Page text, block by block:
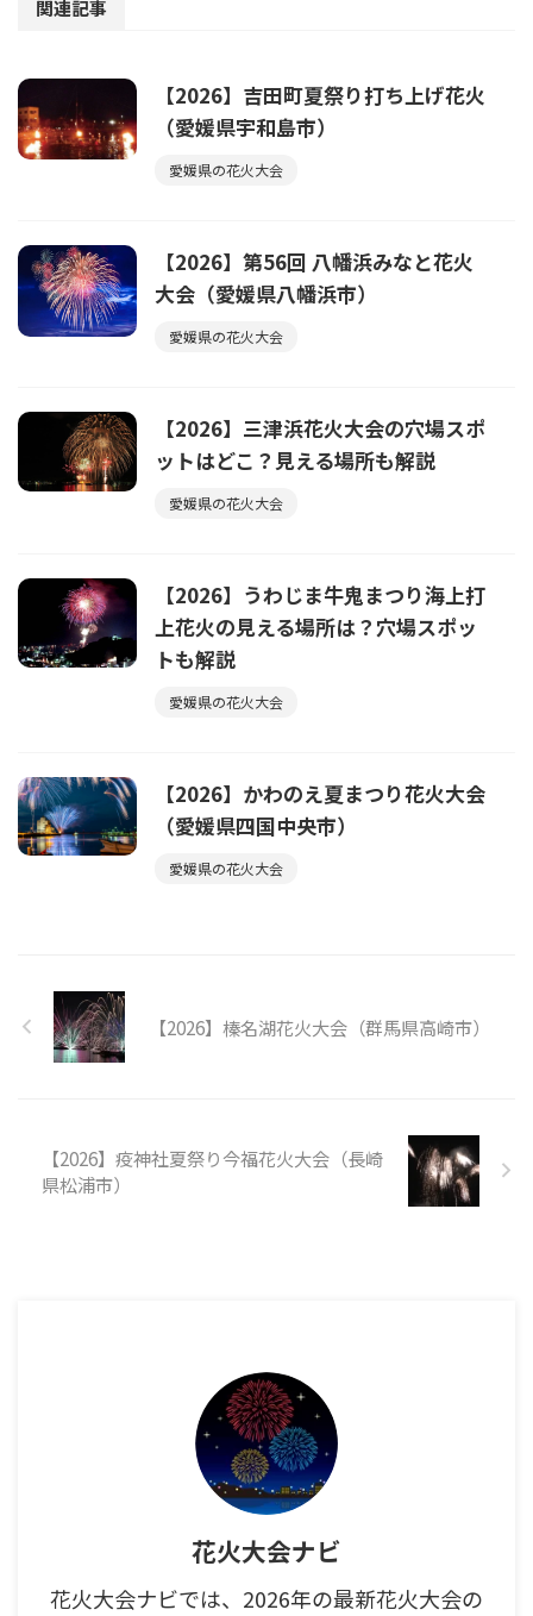
関連記事
【2026】吉田町夏祭り打ち上げ花火
（愛媛県宇和島市）
愛媛県の花火大会
【2026】第56回 八幡浜みなと花火
大会（愛媛県八幡浜市）
愛媛県の花火大会
【2026】三津浜花火大会の穴場スポ
ットはどこ？見える場所も解説
愛媛県の花火大会
【2026】うわじま牛鬼まつり海上打
上花火の見える場所は？穴場スポッ
トも解説
愛媛県の花火大会
【2026】かわのえ夏まつり花火大会
（愛媛県四国中央市）
愛媛県の花火大会
【2026】榛名湖花火大会（群馬県高崎市）
【2026】疫神社夏祭り今福花火大会（長崎
県松浦市）
花火大会ナビ
花火大会ナビでは、2026年の最新花火大会の